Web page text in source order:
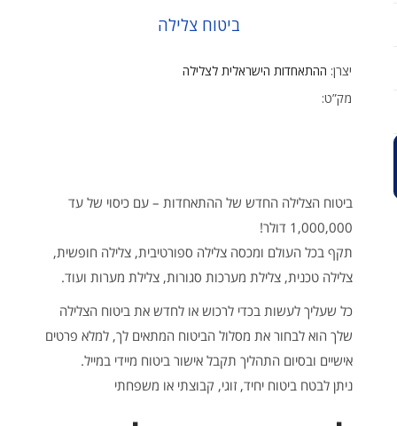
ביטוח צלילה
יצרן: ההתאחדות הישראלית לצלילה
מק”ט:
ביטוח הצלילה החדש של ההתאחדות – עם כיסוי של עד
1,000,000 דולר!
תקף בכל העולם ומכסה צלילה ספורטיבית, צלילה חופשית,
צלילה טכנית, צלילת מערכות סגורות, צלילת מערות ועוד.
כל שעליך לעשות בכדי לרכוש או לחדש את ביטוח הצלילה
שלך הוא לבחור את מסלול הביטוח המתאים לך, למלא פרטים
אישיים ובסיום התהליך תקבל אישור ביטוח מיידי במייל.
ניתן לבטח ביטוח יחיד, זוגי, קבוצתי או משפחתי